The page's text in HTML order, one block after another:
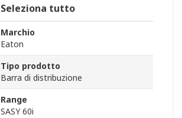
Seleziona tutto
Marchio
Eaton
Tipo prodotto
Barra di distribuzione
Range
SASY 60i